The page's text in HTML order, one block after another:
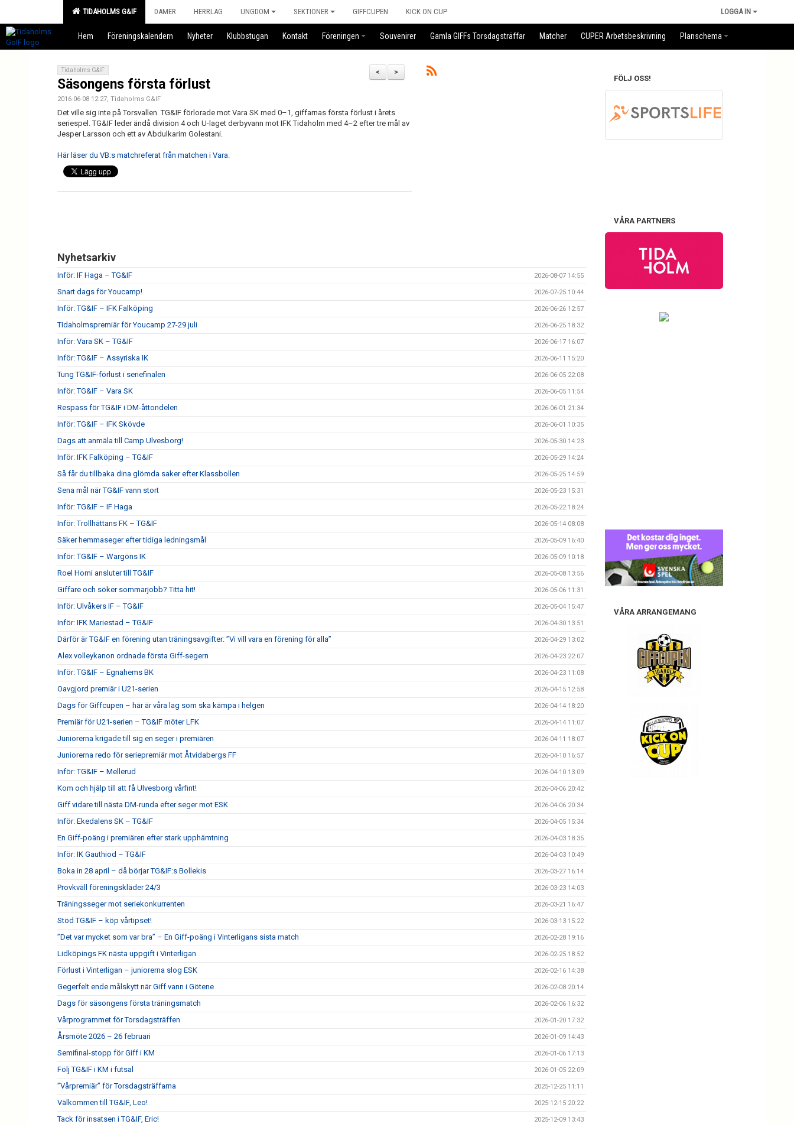
TIDAHOLMS G&IF DAMER HERRLAG UNGDOM SEKTIONER GIFFCUPEN KICK ON CUP LOGGA IN
Hem Föreningskalendern Nyheter Klubbstugan Kontakt Föreningen Souvenirer Gamla GIFFs Torsdagsträffar Matcher CUPER Arbetsbeskrivning Planschema
>
<
Tidaholms G&IF
Säsongens första förlust
2016-06-08 12:27, Tidaholms G&IF
Det ville sig inte på Torsvallen. TG&IF förlorade mot Vara SK med 0–1, giffarnas första förlust i årets
seriespel. TG&IF leder ändå division 4 och U-laget derbyvann mot IFK Tidaholm med 4–2 efter tre mål av
Jesper Larsson och ett av Abdulkarim Golestani.
Här läser du VB:s matchreferat från matchen i Vara.
Nyhetsarkiv
Inför: IF Haga – TG&IF 2026-08-07 14:55
Snart dags för Youcamp! 2026-07-25 10:44
Inför: TG&IF – IFK Falköping 2026-06-26 12:57
TIdaholmspremiär för Youcamp 27-29 juli 2026-06-25 18:32
Inför: Vara SK – TG&IF 2026-06-17 16:07
Inför: TG&IF – Assyriska IK 2026-06-11 15:20
Tung TG&IF-förlust i seriefinalen 2026-06-05 22:08
Inför: TG&IF – Vara SK 2026-06-05 11:54
Respass för TG&IF i DM-åttondelen 2026-06-01 21:34
Inför: TG&IF – IFK Skövde 2026-06-01 10:35
Dags att anmäla till Camp Ulvesborg! 2026-05-30 14:23
Inför: IFK Falköping – TG&IF 2026-05-29 14:24
Så får du tillbaka dina glömda saker efter Klassbollen 2026-05-25 14:59
Sena mål när TG&IF vann stort 2026-05-23 15:31
Inför: TG&IF – IF Haga 2026-05-22 18:24
Inför: Trollhättans FK – TG&IF 2026-05-14 08:08
Säker hemmaseger efter tidiga ledningsmål 2026-05-09 16:40
Inför: TG&IF – Wargöns IK 2026-05-09 10:18
Roel Homi ansluter till TG&IF 2026-05-08 13:56
Giffare och söker sommarjobb? Titta hit! 2026-05-06 11:31
Inför: Ulvåkers IF – TG&IF 2026-05-04 15:47
Inför: IFK Mariestad – TG&IF 2026-04-30 13:51
Därför är TG&IF en förening utan träningsavgifter: ”Vi vill vara en förening för alla” 2026-04-29 13:02
Alex volleykanon ordnade första Giff-segern 2026-04-23 22:07
Inför: TG&IF – Egnahems BK 2026-04-23 11:08
Oavgjord premiär i U21-serien 2026-04-15 12:58
Dags för Giffcupen – här är våra lag som ska kämpa i helgen 2026-04-14 18:20
Premiär för U21-serien – TG&IF möter LFK 2026-04-14 11:07
Juniorerna krigade till sig en seger i premiären 2026-04-11 18:07
Juniorerna redo för seriepremiär mot Åtvidabergs FF 2026-04-10 16:57
Inför: TG&IF – Mellerud 2026-04-10 13:09
Kom och hjälp till att få Ulvesborg vårfint! 2026-04-06 20:42
Giff vidare till nästa DM-runda efter seger mot ESK 2026-04-06 20:34
Inför: Ekedalens SK – TG&IF 2026-04-05 15:34
En Giff-poäng i premiären efter stark upphämtning 2026-04-03 18:35
Inför: IK Gauthiod – TG&IF 2026-04-03 10:49
Boka in 28 april – då börjar TG&IF:s Bollekis 2026-03-27 16:14
Provkväll föreningskläder 24/3 2026-03-23 14:03
Träningsseger mot seriekonkurrenten 2026-03-21 16:47
Stöd TG&IF – köp vårtipset! 2026-03-13 15:22
”Det var mycket som var bra” – En Giff-poäng i Vinterligans sista match 2026-02-28 19:16
Lidköpings FK nästa uppgift i Vinterligan 2026-02-25 18:52
Förlust i Vinterligan – juniorerna slog ESK 2026-02-16 14:38
Gegerfelt ende målskytt när Giff vann i Götene 2026-02-08 20:14
Dags för säsongens första träningsmatch 2026-02-06 16:32
Vårprogrammet för Torsdagsträffen 2026-01-20 17:32
Årsmöte 2026 – 26 februari 2026-01-09 14:43
Semifinal-stopp för Giff i KM 2026-01-06 17:13
Följ TG&IF i KM i futsal 2026-01-05 22:09
”Vårpremiär” för Torsdagsträffarna 2025-12-25 11:11
Välkommen till TG&IF, Leo! 2025-12-15 20:22
Tack för insatsen i TG&IF, Eric! 2025-12-09 13:43
FÖLJ OSS!
VÅRA PARTNERS
VÅRA ARRANGEMANG